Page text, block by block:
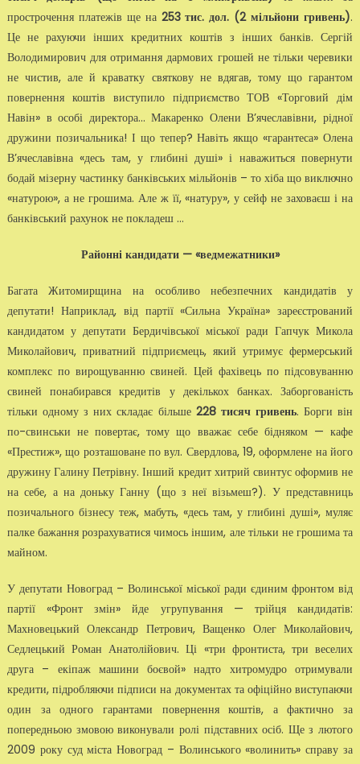
прострочення платежів ще на 253 тис. дол. (2 мільйони гривень).
Це не рахуючи інших кредитних коштів з інших банків. Сергій
Володимирович для отримання дармових грошей не тільки черевики
не чистив, але й краватку святкову не вдягав, тому що гарантом
повернення коштів виступило підприємство ТОВ «Торговий дім
Навін» в особі директора… Макаренко Олени В’ячеславівни, рідної
дружини позичальника! І що тепер? Навіть якщо «гарантеса» Олена
В’ячеславівна «десь там, у глибині душі» і наважиться повернути
бодай мізерну частинку банківських мільйонів – то хіба що виключно
«натурою», а не грошима. Але ж її, «натуру», у сейф не заховаєш і на
банківський рахунок не покладеш …
Районні кандидати — «ведмежатники»
Багата Житомирщина на особливо небезпечних кандидатів у
депутати! Наприклад, від партії «Сильна Україна» зареєстрований
кандидатом у депутати Бердичівської міської ради Гапчук Микола
Миколайович, приватний підприємець, який утримує фермерський
комплекс по вирощуванню свиней. Цей фахівець по підсовуванню
свиней понабирався кредитів у декількох банках. Заборгованість
тільки одному з них складає більше 228 тисяч гривень. Борги він
по-свинськи не повертає, тому що вважає себе бідняком — кафе
«Престиж», що розташоване по вул. Свердлова, 19, оформлене на його
дружину Галину Петрівну. Інший кредит хитрий свинтус оформив не
на себе, а на доньку Ганну (що з неї візьмеш?). У представниць
позичального бізнесу теж, мабуть, «десь там, у глибині душі», муляє
палке бажання розрахуватися чимось іншим, але тільки не грошима та
майном.
У депутати Новоград – Волинської міської ради єдиним фронтом від
партії «Фронт змін» йде угрупування — трійця кандидатів:
Махновецький Олександр Петрович, Ващенко Олег Миколайович,
Седлецький Роман Анатолійович. Ці «три фронтиста, три веселих
друга – екіпаж машини боєвой» надто хитромудро отримували
кредити, підробляючи підписи на документах та офіційно виступаючи
один за одного гарантами повернення коштів, а фактично за
попередньою змовою виконували ролі підставних осіб. Ще з лютого
2009 року суд міста Новоград – Волинського «волинить» справу за